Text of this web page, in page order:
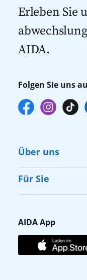
mehr zur
Ihrer
online über
Kreuzfahrten 2027
Erleben Sie
AIDA.
Folgen Sie uns
Über uns
Cruise & Help
Karriere
Affiliateprogramm
Für Sie
Gästefragebogen
AIDA Club
AIDA App
AIDA App